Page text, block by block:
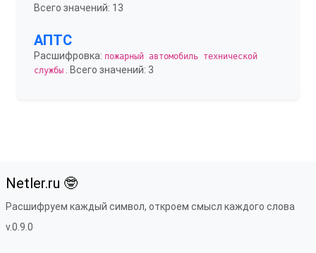
Всего значений: 13
АПТС
Расшифровка: пожарный автомобиль технической
службы . Всего значений: 3
Netler.ru 🤓
Расшифруем каждый символ, откроем смысл каждого слова
v.0.9.0